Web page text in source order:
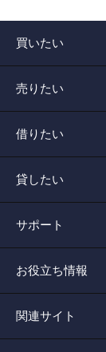
買いたい
売りたい
借りたい
貸したい
サポート
お役立ち情報
関連サイト